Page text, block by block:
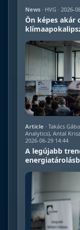
News · HVG · 2026-
Ön képes akár
Article · Takács
Analytics), Antal
2026-06-29 14:44
A legújabb